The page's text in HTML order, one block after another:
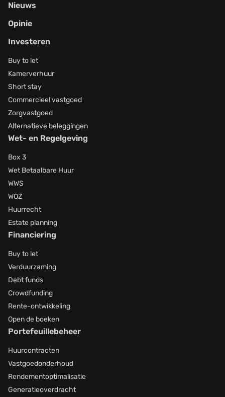
Nieuws
Opinie
Investeren
Buy to let
Kamerverhuur
Short stay
Commercieel vastgoed
Zorgvastgoed
Alternatieve beleggingen
Wet- en Regelgeving
Box 3
Wet Betaalbare Huur
WWS
WOZ
Huurrecht
Estate planning
Financiering
Buy to let
Verduurzaming
Debt funds
Crowdfunding
Rente-ontwikkeling
Open de boeken
Portefeuillebeheer
Huurcontracten
Vastgoedonderhoud
Rendementoptimalisatie
Generatieoverdracht